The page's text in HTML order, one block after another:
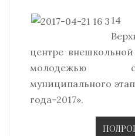
центре
молодежью
муниципального
года–2017».